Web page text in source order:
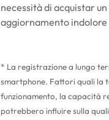
necessità di acquistar
aggiornamento
* La registrazione a lungo
smartphone. Fattori quali la
funzionamento, la capacità
potrebbero influire sulla